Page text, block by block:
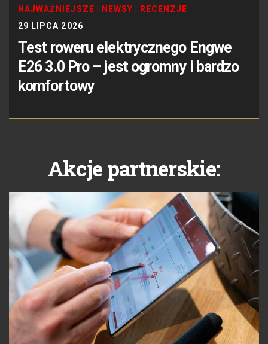
NAJWAŻNIEJSZE NEWSY
RECENZJE
29 LIPCA 2026
Test roweru elektrycznego Engwe
E26 3.0 Pro – jest ogromny i bardzo
komfortowy
Akcje partnerskie: